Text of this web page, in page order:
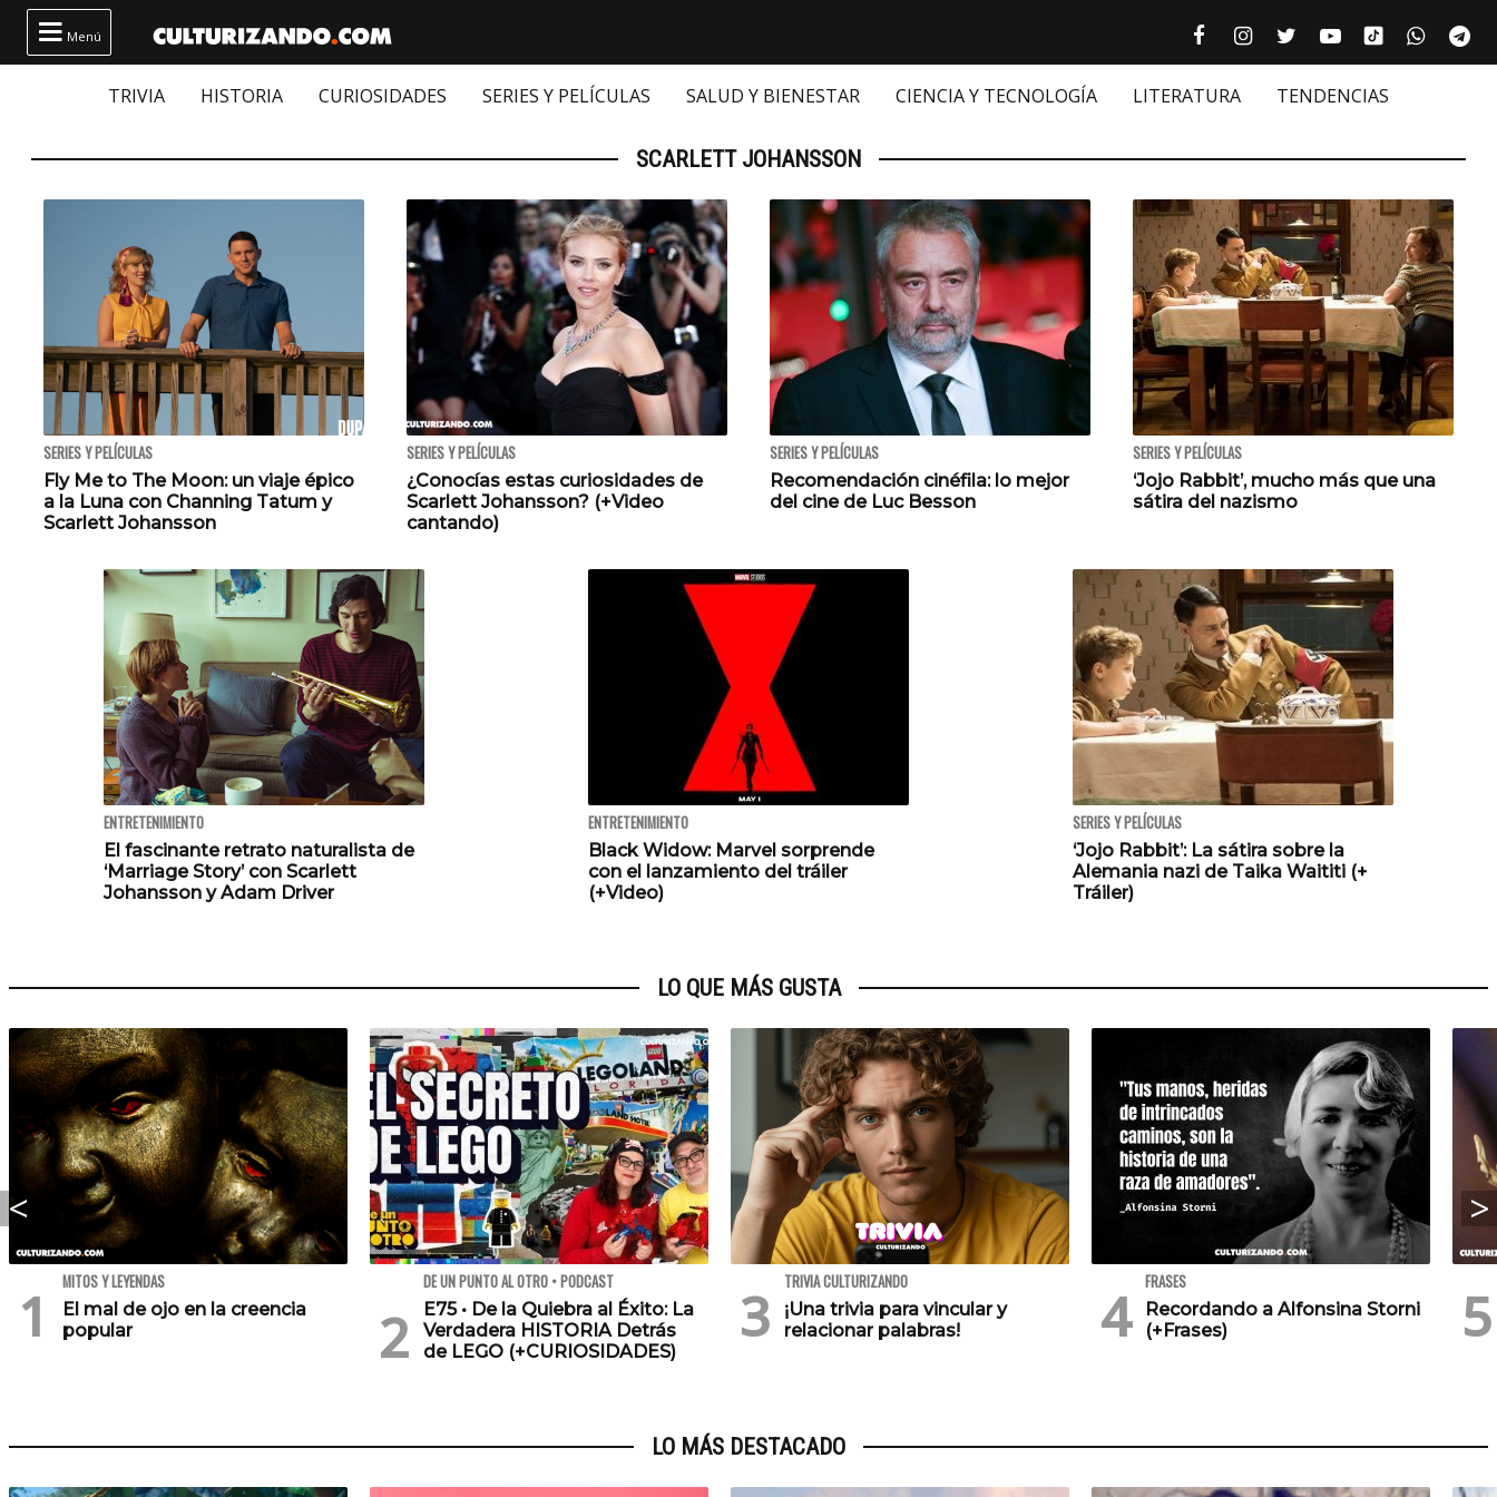
 Menú  Facebook culturizando.com |
 Instagram
 Twitter
 Youtube
Tiktok
 
TRIVIA HISTORIA CURIOSIDADES SERIES Y PELÍCULAS SALUD Y BIENESTAR CIENCIA Y TECNOLOGÍA LITERATURA TENDENCIAS
SCARLETT JOHANSSON
SERIES Y PELÍCULAS
Fly Me to The Moon: un viaje épico
a la Luna con Channing Tatum y
Scarlett Johansson
SERIES Y PELÍCULAS
¿Conocías estas curiosidades de
Scarlett Johansson? (+Video
cantando)
SERIES Y PELÍCULAS
Recomendación cinéfila: lo mejor
del cine de Luc Besson
SERIES Y PELÍCULAS
‘Jojo Rabbit’, mucho más que una
sátira del nazismo
ENTRETENIMIENTO
El fascinante retrato naturalista de
‘Marriage Story’ con Scarlett
Johansson y Adam Driver
ENTRETENIMIENTO
Black Widow: Marvel sorprende
con el lanzamiento del tráiler
(+Video)
SERIES Y PELÍCULAS
‘Jojo Rabbit’: La sátira sobre la
Alemania nazi de Taika Waititi (+
Tráiler)
LO QUE MÁS GUSTA
MITOS Y LEYENDAS
El mal de ojo en la creencia
popular
DE UN PUNTO AL OTRO • PODCAST
E75 • De la Quiebra al Éxito: La
Verdadera HISTORIA Detrás
de LEGO (+CURIOSIDADES)
TRIVIA CULTURIZANDO
¡Una trivia para vincular y
relacionar palabras!
FRASES
Recordando a Alfonsina Storni
(+Frases)
LO MÁS DESTACADO